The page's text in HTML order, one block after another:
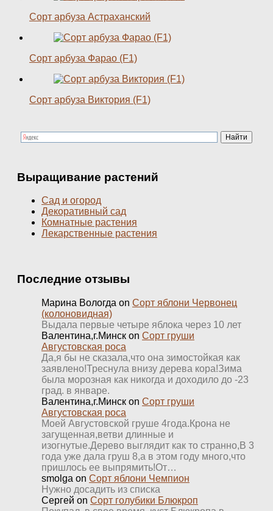
Сорт арбуза Астраханский
Сорт арбуза Фарао (F1)
Сорт арбуза Виктория (F1)
Выращивание растений
Сад и огород
Декоративный сад
Комнатные растения
Лекарственные растения
Последние отзывы
Марина Вологда on Сорт яблони Червонец
(колоновидная)
Выдала первые четыре яблока через 10 лет
Валентина,г.Минск on Сорт груши
Августовская роса
Да,я бы не сказала,что она зимостойкая как
заявлено!Треснула внизу дерева кора!Зима
была морозная как никогда и доходило до -23
град. в январе.
Валентина,г.Минск on Сорт груши
Августовская роса
Моей Августовской груше 4года.Крона не
загущенная,ветви длинные и
изогнутые.Дерево выглядит как то странно,В 3
года уже дала груш 8,а в этом году много,что
пришлось ее выпрямить!От…
smolga on Сорт яблони Чемпион
Нужно досадить из списка
Сергей on Сорт голубики Блюкроп